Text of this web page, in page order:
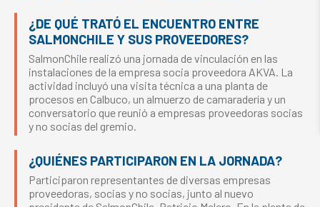
¿DE QUÉ TRATÓ EL ENCUENTRO ENTRE
SALMONCHILE Y SUS PROVEEDORES?
SalmonChile realizó una jornada de vinculación en las
instalaciones de la empresa socia proveedora AKVA. La
actividad incluyó una visita técnica a una planta de
procesos en Calbuco, un almuerzo de camaradería y un
conversatorio que reunió a empresas proveedoras socias
y no socias del gremio.
¿QUIÉNES PARTICIPARON EN LA JORNADA?
Participaron representantes de diversas empresas
proveedoras, socias y no socias, junto al nuevo